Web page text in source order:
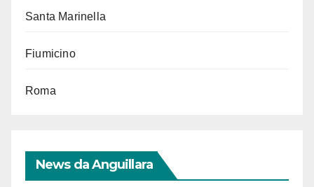
Santa Marinella
Fiumicino
Roma
News da Anguillara